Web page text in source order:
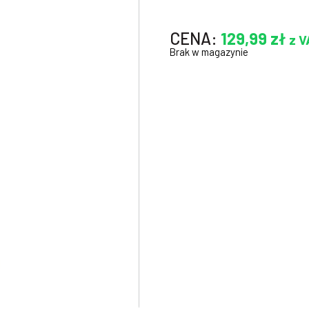
CENA: 129,99 zł z
Brak w magazynie